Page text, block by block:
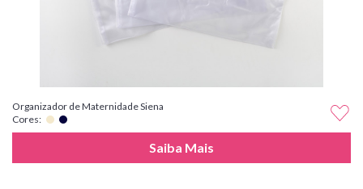
Organizador de Maternidade Siena
Cores:
Saiba Mais